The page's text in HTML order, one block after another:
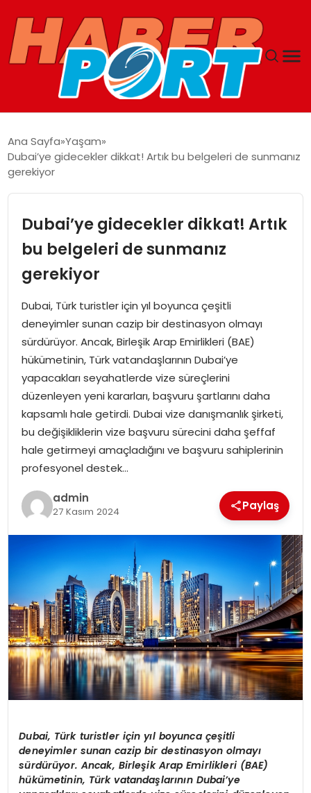
GUNCEL
SPOR
MAGAZIN
SPOR
EĞITIM
OTOMOBIL
TEKNOLOJI
EKONOMI
Ana Sayfa Yaşam
Dubai’ye gidecekler dikkat! Artık bu belgeleri de sunmanız
gerekiyor
Dubai’ye gidecekler dikkat! Artık
bu belgeleri de sunmanız
gerekiyor
Dubai, Türk turistler için yıl boyunca çeşitli
deneyimler sunan cazip bir destinasyon olmayı
sürdürüyor. Ancak, Birleşik Arap Emirlikleri (BAE)
hükümetinin, Türk vatandaşlarının Dubai’ye
yapacakları seyahatlerde vize süreçlerini
düzenleyen yeni kararları, başvuru şartlarını daha
kapsamlı hale getirdi. Dubai vize danışmanlık şirketi,
bu değişikliklerin vize başvuru sürecini daha şeffaf
hale getirmeyi amaçladığını ve başvuru sahiplerinin
profesyonel destek…
admin
27 Kasım 2024 Paylaş
Dubai, Türk turistler için yıl boyunca çeşitli
deneyimler sunan cazip bir destinasyon olmayı
sürdürüyor. Ancak, Birleşik Arap Emirlikleri (BAE)
hükümetinin, Türk vatandaşlarının Dubai’ye